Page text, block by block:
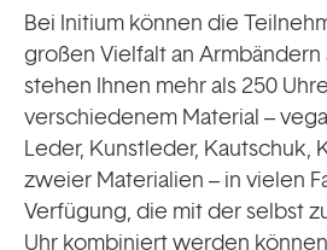
Bei Initium können die
großen Vielfalt an Armbändern
stehen Ihnen mehr als 250
verschiedenem Material –
Leder, Kunstleder, Kautschuk,
zweier Materialien – in vielen
Verfügung, die mit der selbst
Uhr kombiniert werden